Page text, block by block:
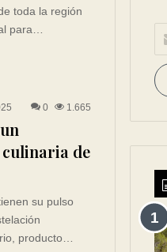
toda la región
para…
0 1.665
de
su pulso
producto…